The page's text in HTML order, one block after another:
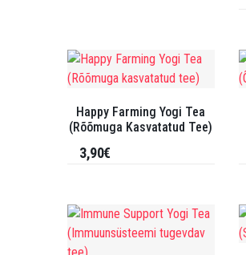
Happy Farming Yogi Tea
(Rõõmuga Kasvatatud Tee)
3,90€